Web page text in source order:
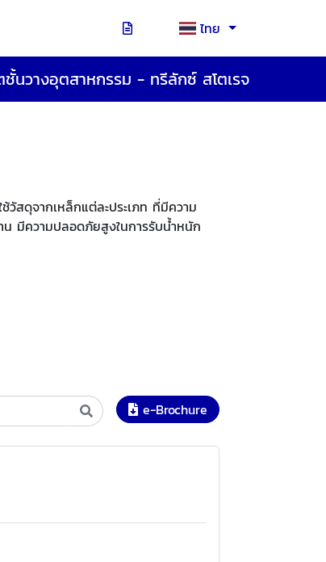
ไทย
นวางอุตสาหกรรม - ทรีลักซ์ สโตเรจ
สดุจากเหล็กแต่ละประเภท ที่มีความ
มีความปลอดภัยสูงในการรับน้ำหนัก
e-Brochure